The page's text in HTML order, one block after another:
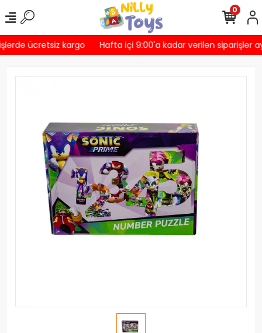
ücretsiz kargo Hafta içi 9:00'a kadar verilen siparişler
0